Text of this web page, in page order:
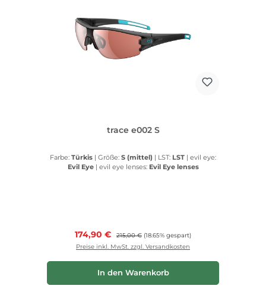
trace e002 S
Farbe: Türkis | Größe: S (mittel) | LST: LST | evil eye:
Evil Eye | evil eye lenses: Evil Eye lenses
Verkaufspreis:
174,90 € Regulärer Preis:
215,00 € (18.65% gespart)
Preise inkl. MwSt. zzgl. Versandkosten
In den Warenkorb